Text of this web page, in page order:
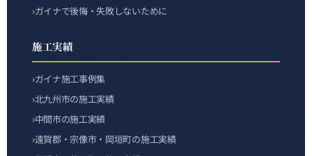
ガイナで後悔・失敗しないために
施工実績
ガイナ施工事例集
北九州市の施工実績
中間市の施工実績
遠賀郡・宗像市・岡垣町の施工実績